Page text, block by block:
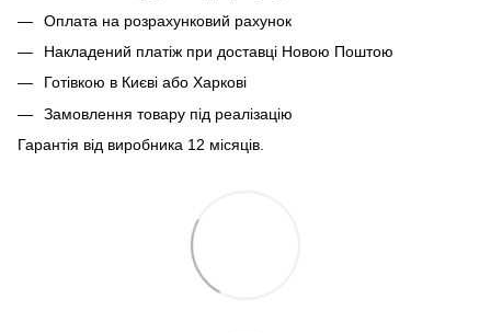
Оплата на розрахунковий рахунок
Накладений платіж при доставці Новою Поштою
Готівкою в Києві або Харкові
Замовлення товару під реалізацію
Гарантія від виробника 12 місяців.